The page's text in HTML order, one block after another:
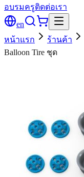
อบรมครูติดต่อเรา
en
หน้าแรก
ร้านค้า
Balloon Tire ชุด